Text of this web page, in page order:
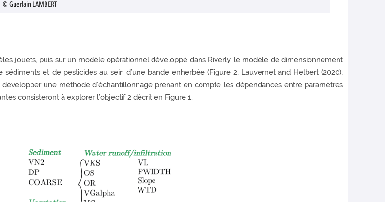
Guerlain LAMBERT
jouets, puis sur un modèle opérationnel développé dans Riverly, le modèle de dimensionnement
sédiments et de pesticides au sein d’une bande enherbée (Figure 2, Lauvernet and Helbert (2020);
une méthode d’échantillonnage prenant en compte les dépendances entre paramètres
consisteront à explorer l’objectif 2 décrit en Figure 1.